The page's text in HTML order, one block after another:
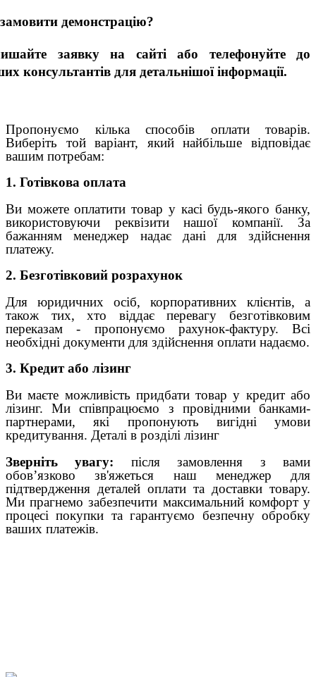
демонстрацію?
заявку на сайті або телефонуйте до
консультантів для детальнішої інформації.
Пропонуємо кілька способів оплати товарів.
Виберіть той варіант, який найбільше відповідає
вашим потребам:
1. Готівкова оплата
Ви можете оплатити товар у касі будь-якого банку,
використовуючи реквізити нашої компанії. За
бажанням менеджер надає дані для здійснення
платежу.
2. Безготівковий розрахунок
Для юридичних осіб, корпоративних клієнтів, а
також тих, хто віддає перевагу безготівковим
переказам - пропонуємо рахунок-фактуру. Всі
необхідні документи для здійснення оплати надаємо.
3. Кредит або лізинг
Ви маєте можливість придбати товар у кредит або
лізинг. Ми співпрацюємо з провідними банками-
партнерами, які пропонують вигідні умови
кредитування. Деталі в розділі лізинг
Зверніть увагу: після замовлення з вами
обов’язково зв'яжеться наш менеджер для
підтвердження деталей оплати та доставки товару.
Ми прагнемо забезпечити максимальний комфорт у
процесі покупки та гарантуємо безпечну обробку
ваших платежів.